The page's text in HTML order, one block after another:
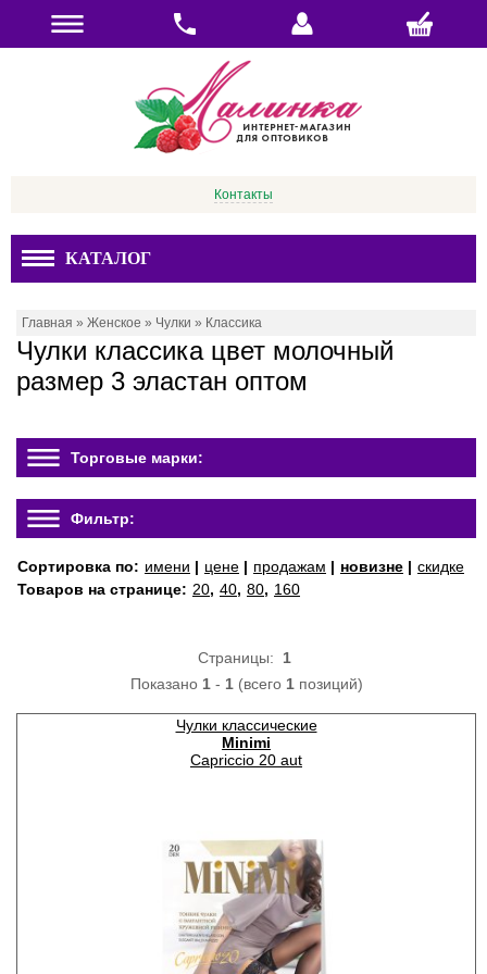
Контакты
КАТАЛОГ
Главная » Женское » Чулки » Классика
Чулки классика цвет молочный
размер 3 эластан оптом
Торговые марки:
Фильтр:
Сортировка по: имени | цене | продажам | новизне | скидке
Товаров на странице: 20, 40, 80, 160
Страницы: 1
Показано 1- 1(всего 1позиций)
Чулки классические
Minimi
Capriccio 20 aut